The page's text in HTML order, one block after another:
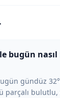
bugün
gündüz
parçalı bulutlu,